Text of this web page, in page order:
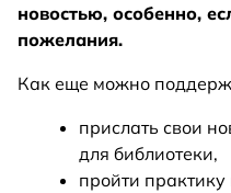
новостью, особенно,
пожелания.
Как еще можно
прислать свои
для библиотеки,
пройти